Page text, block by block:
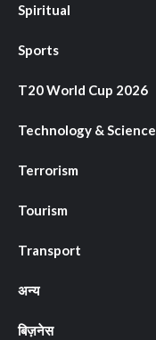
Spiritual
Sports
T20 World Cup 2026
Technology & Science
Terrorism
Tourism
Transport
अन्य
बिज़नेस